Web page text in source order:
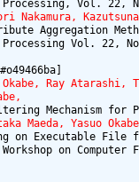
Nakamura,
Aggregation
Vol. 22,
Ray Atarashi,
Maeda, Yasuo
File for
on Computer